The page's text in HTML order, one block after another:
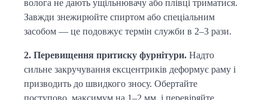
волога не дають ущільнювачу або плівці триматися.
Завжди знежирюйте спиртом або спеціальним
засобом — це подовжує термін служби в 2–3 рази.
2. Перевищення притиску фурнітури. Надто
сильне закручування ексцентриків деформує раму і
призводить до швидкого зносу. Обертайте
поступово, максимум на 1–2 мм, і перевіряйте